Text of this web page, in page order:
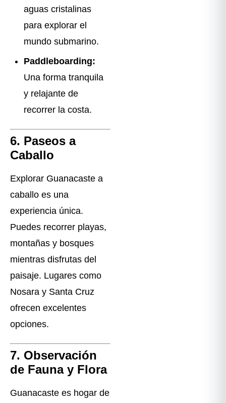
aguas cristalinas
para explorar el
mundo submarino.
Paddleboarding:
Una forma tranquila
y relajante de
recorrer la costa.
6. Paseos a
Caballo
Explorar Guanacaste a
caballo es una
experiencia única.
Puedes recorrer playas,
montañas y bosques
mientras disfrutas del
paisaje. Lugares como
Nosara y Santa Cruz
ofrecen excelentes
opciones.
7. Observación
de Fauna y Flora
Guanacaste es hogar de